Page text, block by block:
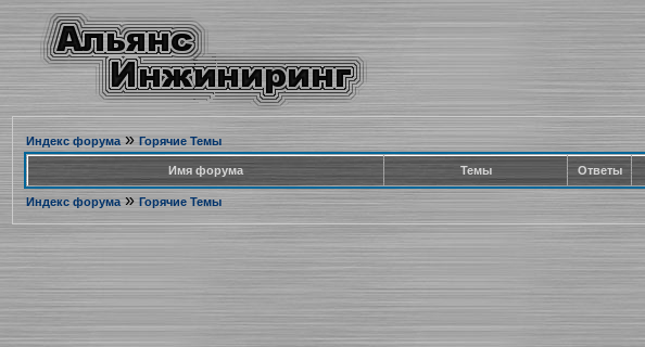
Индекс форума» Горячие Темы
Имя форума Темы Ответы
Индекс форума» Горячие Темы